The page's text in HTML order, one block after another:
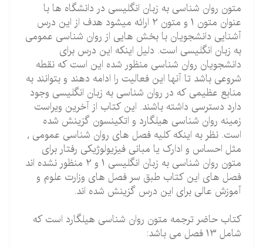
متون روان شناسی به زبان انگلیسی در دانشگاه ها با
عنوان متون 1 و متون 2 ارائه میشود هدف از این درس
آشنایی دانشجویان با بخش هایی از روان شناسی عمومی
به زبان انگلیسی است. دلیل اینکه این درس برای
دانشجویان روان شناسی منظور شده این است که نقطه
شروعی باشد تا آنها این فعالیت را ادامه دهند و بتوانند به
منابع عظیمی که در روان شناسی به زبان انگلیسی وجود
دارد دسترسی داشته باشند. این کتاب از آخرین ویراست
زمینه روان شناسی هیلگارد و اتکینسون گزینش شده
است. نظر به اینکه کلیه فصل های روان شناسی عمومی ,
مثل احساس و ادارک یا مبانی فیزیولوژیکی رفتار برای
متون روان شناسی به زبان انگلیسی 1 و 2 منظور نشده اند
فصل های این کتاب طبق سر فصل های وزارت علوم و
آموزش عالی برای این درس گزینش شده اند.
کتاب حاضر ترجمه متون روان شناسی هیلگارد است که
شامل 13 فصل می باشد: